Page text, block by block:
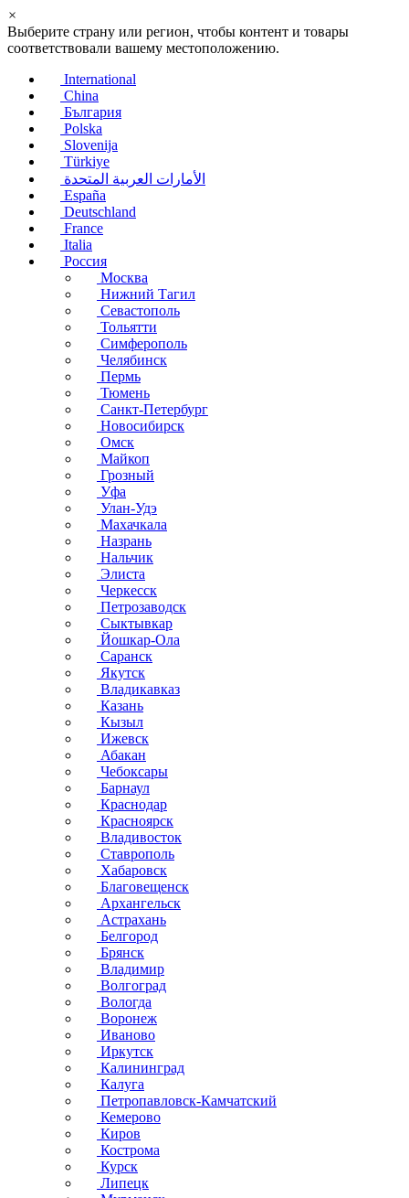
×
Выберите страну или регион, чтобы контент и товары
соответствовали вашему местоположению.
International
China
България
Polska
Slovenija
Türkiye
الأمارات العربية المتحدة
España
Deutschland
France
Italia
Россия
Москва
Нижний Тагил
Севастополь
Тольятти
Симферополь
Челябинск
Пермь
Тюмень
Санкт-Петербург
Новосибирск
Омск
Майкоп
Грозный
Уфа
Улан-Удэ
Махачкала
Назрань
Нальчик
Элиста
Черкесск
Петрозаводск
Сыктывкар
Йошкар-Ола
Саранск
Якутск
Владикавказ
Казань
Кызыл
Ижевск
Абакан
Чебоксары
Барнаул
Краснодар
Красноярск
Владивосток
Ставрополь
Хабаровск
Благовещенск
Архангельск
Астрахань
Белгород
Брянск
Владимир
Волгоград
Вологда
Воронеж
Иваново
Иркутск
Калининград
Калуга
Петропавловск-Камчатский
Кемерово
Киров
Кострома
Курск
Липецк